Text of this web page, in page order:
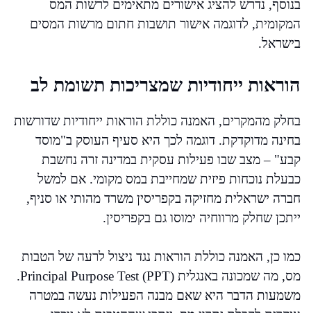
בנוסף, נדרש להציג אישורים מתאימים לרשות המס
המקומית, לדוגמה אישור תושבות חתום מרשות המסים
בישראל.
הוראות ייחודיות שמצריכות תשומת לב
בחלק מהמקרים, האמנה כוללת הוראות ייחודיות שדורשות
בחינה מדוקדקת. דוגמה לכך היא סעיף העוסק ב"מוסד
קבע" – מצב שבו פעילות עסקית במדינה זרה נחשבת
כבעלת נוכחות פיזית שמחייבת במס מקומי. אם למשל
חברה ישראלית מחזיקה בקפריסין משרד מהותי או סניף,
ייתכן שחלק מרווחיה ימוסו גם בקפריסין.
כמו כן, האמנה כוללת הוראות נגד ניצול לרעה של הטבות
מס, מה שמכונה באנגלית Principal Purpose Test (PPT).
משמעות הדבר היא שאם מבנה הפעילות נעשה במטרה